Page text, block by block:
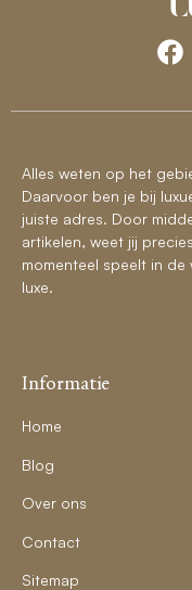
Alles weten op het
Daarvoor ben je bij
juiste adres. Door
artikelen, weet jij
momenteel speelt in de
luxe.
Informatie
Home
Blog
Over ons
Contact
Sitemap